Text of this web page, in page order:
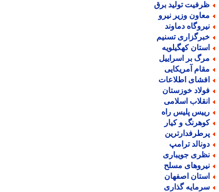
تولید برق
وزیر نیرو
دماوند
تسنیم
کهگیلویه
بر اسراییل
آمریکایی
اطلاعات
خوزستان
اسلامی
پلیس راه
و کیار
ترامپ
جویباری
مسلح
اصفهان
گذاری